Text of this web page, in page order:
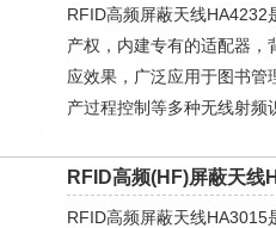
RFID高频屏蔽天线
产权，内建专有的适配器
应效果，广泛应用于图书
产过程控制等多种无线射频
RFID高频(HF)屏蔽天线
RFID高频屏蔽天线